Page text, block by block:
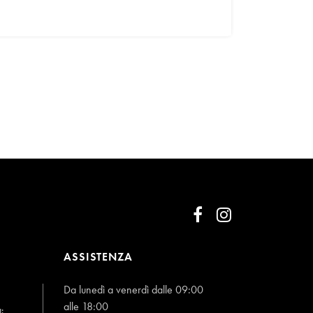
ASSISTENZA
Da lunedì a venerdì dalle 09:00
alle 18:00